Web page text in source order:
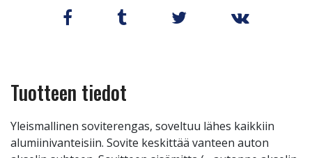
Tuotteen tiedot
Yleismallinen soviterengas, soveltuu lähes kaikkiin
alumiinivanteisiin. Sovite keskittää vanteen auton